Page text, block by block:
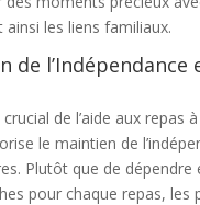
les liens familiaux.
de l’Indépendance
de l’aide aux repas
le maintien de
Plutôt que de dépendre
pour chaque repas, les